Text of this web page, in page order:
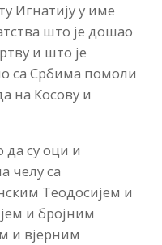
Игнатију у име
што је дошао
и што је
са Србима помоли
на Косову и
да су оци и
челу са
Теодосијем и
и бројним
и вјерним